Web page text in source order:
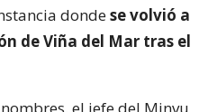
dondese volvió a
de Viña del Mar tras el